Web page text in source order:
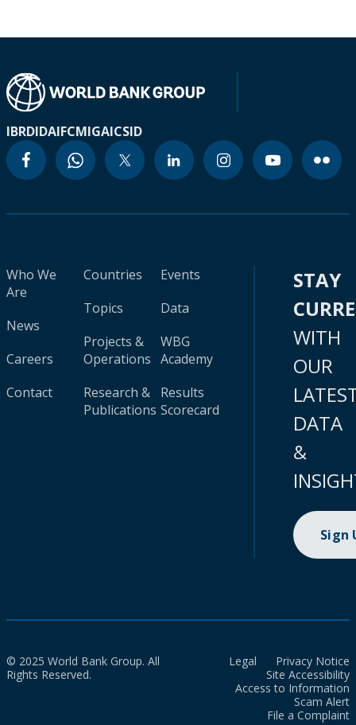
IBRDIDAIFCMIGAICSID
Who We
Are
News
Careers
Contact
Countries
Topics
Projects &
Operations
Research &
Publications
Events
Data
WBG
Academy
Results
Scorecard
STAY
WITH
OUR
DATA
&
Sign
© 2025 World Bank Group. All
Rights Reserved.
Legal
Privacy Notice
Site Accessibility
Access to Information
Scam Alert
File a Complaint